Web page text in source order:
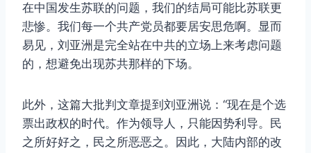
在中国发生苏联的问题，我们的结局可能比苏联更
悲惨。我们每一个共产党员都要居安思危啊。显而
易见，刘亚洲是完全站在中共的立场上来考虑问题
的，想避免出现苏共那样的下场。
此外，这篇大批判文章提到刘亚洲说：“现在是个选
票出政权的时代。作为领导人，只能因势利导。民
之所好好之，民之所恶恶之。因此，大陆内部的改